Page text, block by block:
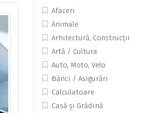
Afaceri
Animale
Arhitectură, Construcții
Artă / Cultura
Auto, Moto, Velo
Bănci / Asigurări
Calculatoare
Casă și Grădină